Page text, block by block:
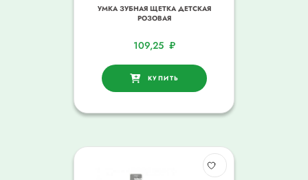
УМКА ЗУБНАЯ ЩЕТКА ДЕТСКАЯ
РОЗОВАЯ
109,25 ₽
КУПИТЬ